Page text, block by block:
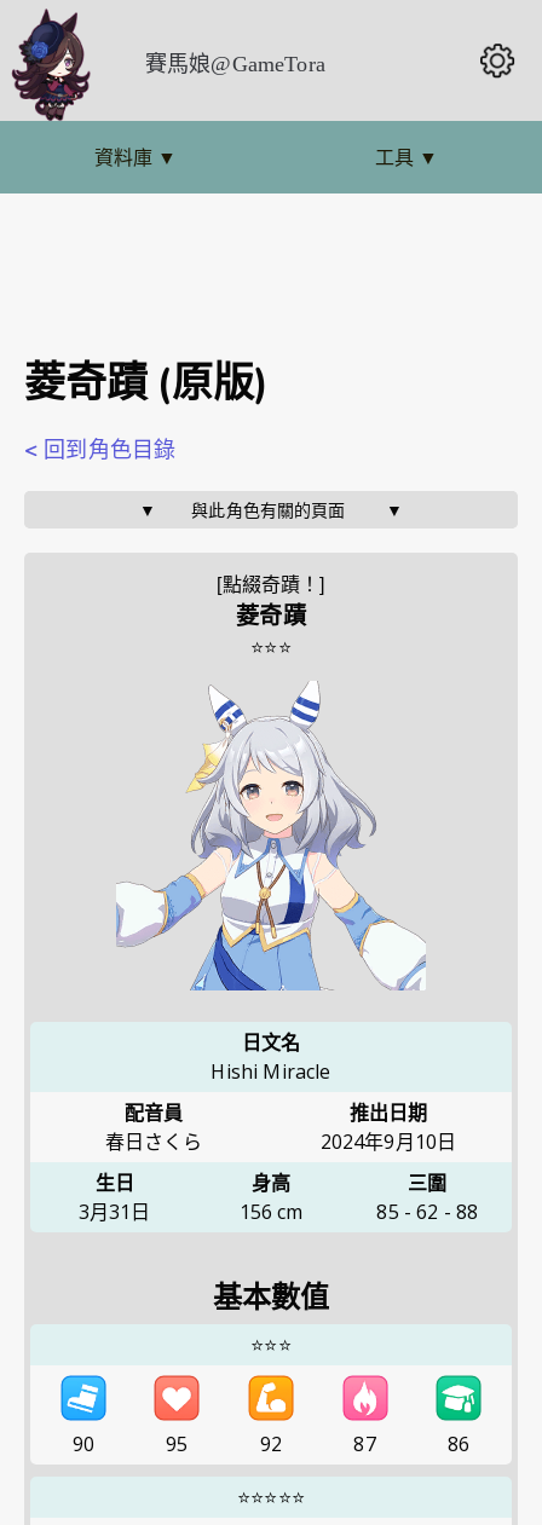
賽馬娘@GameTora
資料庫 ▼ 工具 ▼
菱奇蹟 (原版)
< 回到角色目錄
▼       與此角色有關的頁面        ▼
[點綴奇蹟！]
菱奇蹟
⭐⭐⭐
日文名
Hishi Miracle
配音員
春日さくら
推出日期
2024年9月10日
生日
3月31日
身高
156 cm
三圍
85 -62 - 88
基本數值
⭐⭐⭐
90 95 92 87
86
⭐⭐⭐⭐⭐